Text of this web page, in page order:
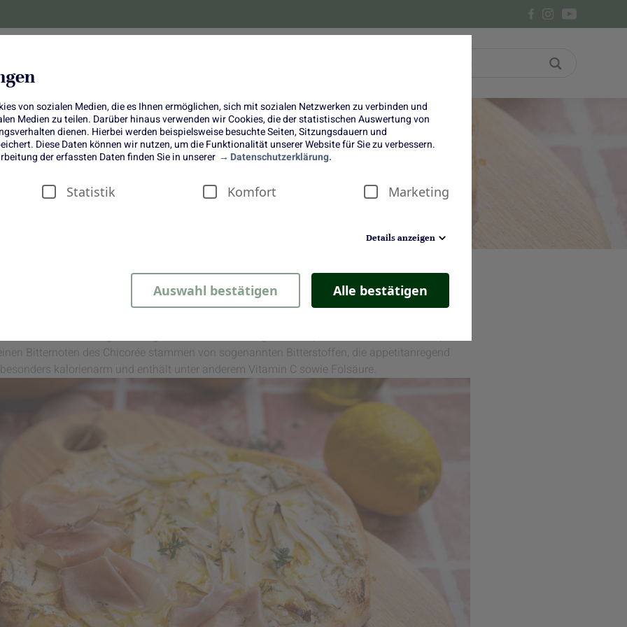
von sozialen Medien, die es Ihnen ermöglichen, sich mit sozialen Netzwerken zu verbinden und
Medien zu teilen. Darüber hinaus verwenden wir Cookies, die der statistischen Auswertung von
dienen. Hierbei werden beispielsweise besuchte Seiten, Sitzungsdauern und
Diese Daten können wir nutzen, um die Funktionalität unserer Website für Sie zu verbessern.
der erfassten Daten finden Sie in unserer
Datenschutzerklärung.
Statistik Komfort Marketing
Details anzeigen
Auswahl bestätigen Alle bestätigen
trifft herb: Pizza mit Chicoree,
Birne und Honig
wir gemeinsam mit Felix vonFelixkochbookentwickelt und sie verbindet herbe Frische mit
Bitternoten des Chicorée stammen von sogenannten Bitterstoffen, die appetitanregend
kalorienarm und enthält unter anderem Vitamin C sowie Folsäure.